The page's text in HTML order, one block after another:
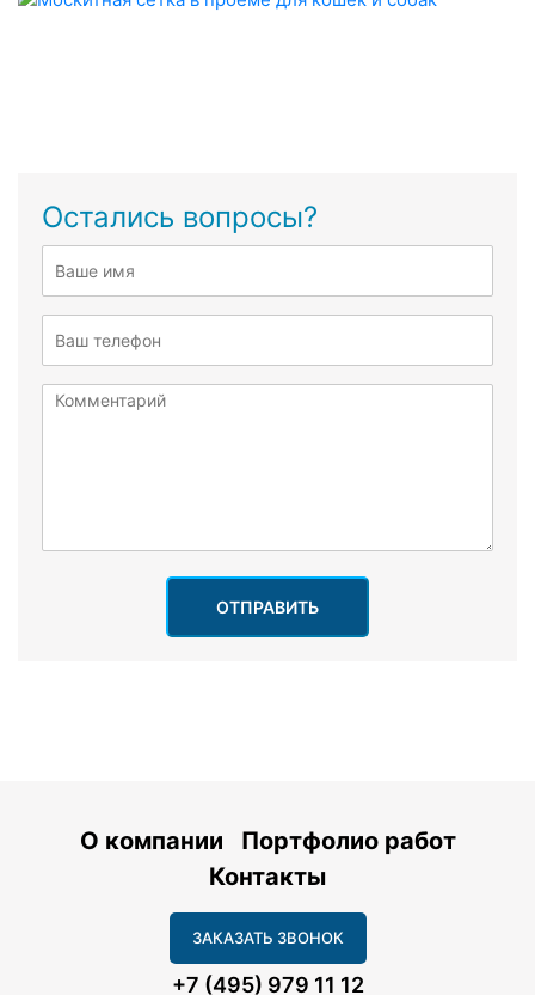
Остались вопросы?
ОТПРАВИТЬ
О компании
Портфолио работ
Контакты
ЗАКАЗАТЬ ЗВОНОК
+7 (495) 979 11 12